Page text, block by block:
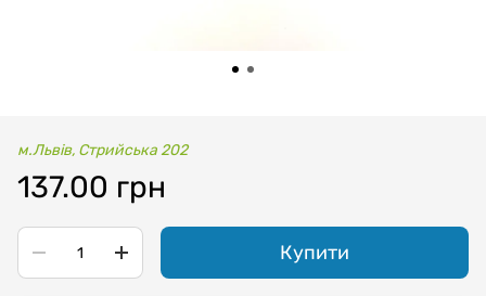
м.Львів, Стрийська 202
137.00 грн
Купити